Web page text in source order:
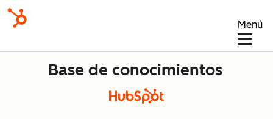
Menú
Base de conocimientos